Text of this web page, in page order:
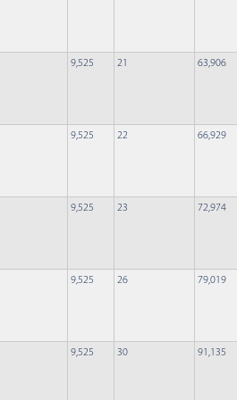
9,525 21 63,906
9,525 22 66,929
9,525 23 72,974
9,525 26 79,019
9,525 30 91,135